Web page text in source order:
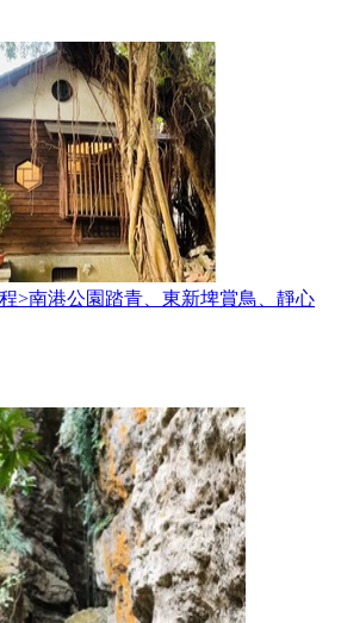
>南港公園踏青、東新埤賞鳥、靜心